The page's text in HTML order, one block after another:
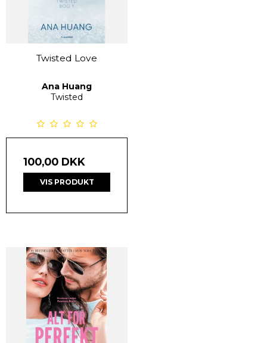
Twisted Love
Ana Huang
Twisted
100,00 DKK
VIS PRODUKT